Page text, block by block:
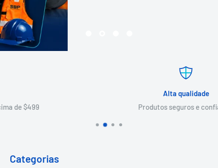
Produtos seguros e confiáveis
Categorias